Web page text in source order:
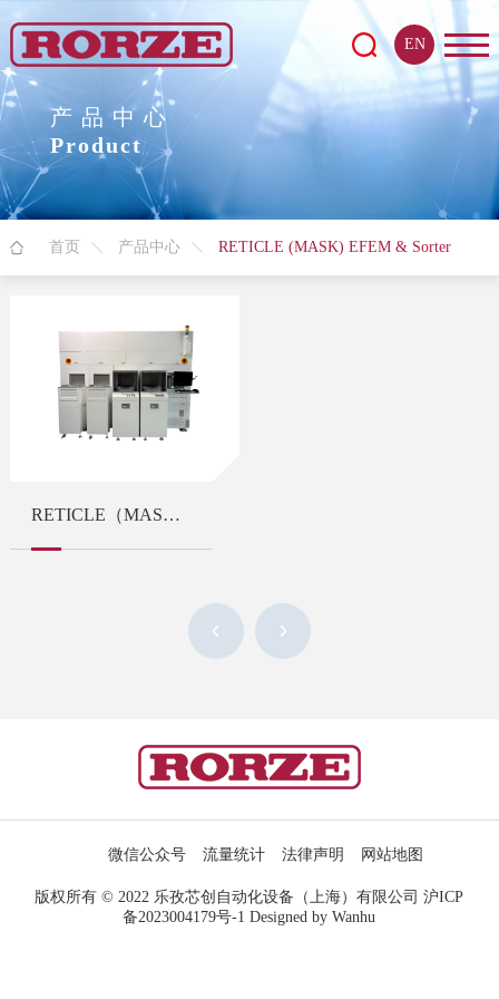
EN
产品中心
Product
首页 产品中心 RETICLE (MASK) EFEM & Sorter
RETICLE（MASK）TRANSFER SYSTEM
微信公众号 流量统计 法律声明 网站地图
版权所有 © 2022 乐孜芯创自动化设备（上海）有限公司沪ICP
备2023004179号-1 Designed by Wanhu